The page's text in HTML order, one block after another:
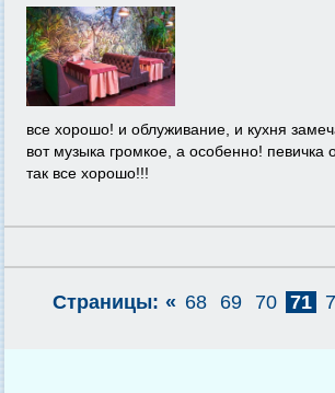
все хорошо! и облуживание, и кухня
вот музыка громкое, а особенно! певичка
так все хорошо!!!
Страницы: « 68 69 70 71